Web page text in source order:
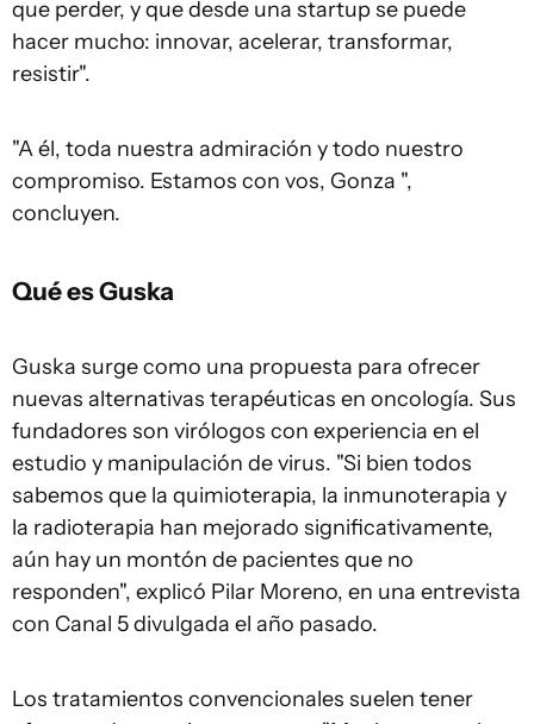
que perder, y que desde una startup se puede
hacer mucho: innovar, acelerar, transformar,
resistir".
"A él, toda nuestra admiración y todo nuestro
compromiso. Estamos con vos, Gonza ",
concluyen.
Qué es Guska
Guska surge como una propuesta para ofrecer
nuevas alternativas terapéuticas en oncología. Sus
fundadores son virólogos con experiencia en el
estudio y manipulación de virus. "Si bien todos
sabemos que la quimioterapia, la inmunoterapia y
la radioterapia han mejorado significativamente,
aún hay un montón de pacientes que no
responden", explicó Pilar Moreno, en una entrevista
con Canal 5 divulgada el año pasado.
Los tratamientos convencionales suelen tener